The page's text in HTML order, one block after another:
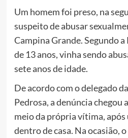
Um homem foi preso, na
suspeito de abusar
Campina Grande. Segundo
de 13 anos, vinha sendo
sete anos de idade.
De acordo com o delegado
Pedrosa, a denúncia chegou
meio da própria vítima, após
dentro de casa. Na ocasião,